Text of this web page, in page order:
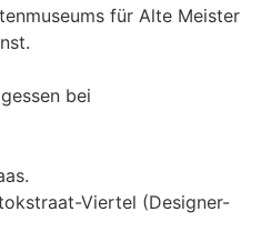
für Alte Meister
bei
Viertel (Designer-